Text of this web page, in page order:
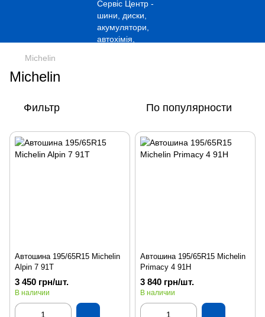
Michelin
Michelin
Фильтр По популярности
Автошина 195/65R15 Michelin
Alpin 7 91T
3 450 грн/шт.
В наличии
Автошина 195/65R15 Michelin
Primacy 4 91H
3 840 грн/шт.
В наличии